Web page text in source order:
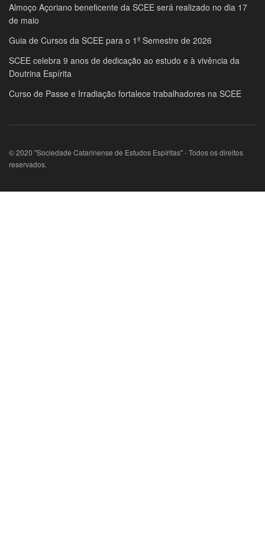
Almoço Açoriano beneficente da SCEE será realizado no dia 17
de maio
Guia de Cursos da SCEE para o 1º Semestre de 2026
SCEE celebra 9 anos de dedicação ao estudo e à vivência da
Doutrina Espírita
Curso de Passe e Irradiação fortalece trabalhadores na SCEE
© 2020 "Sociedade Catarinense de Estudos Espíritas" - Todos os direitos
reservados.